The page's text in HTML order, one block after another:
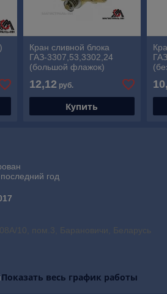
Кран сливной блока
ГАЗ-3307,53,3302,24
(большой флажок)
12,12руб.
Купить
год
10, пом.3, Барановичи, Беларусь
Показать весь график работы